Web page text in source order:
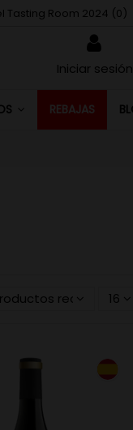
Tasting Room 2024 (0)
Iniciar sesión
REBAJAS
16